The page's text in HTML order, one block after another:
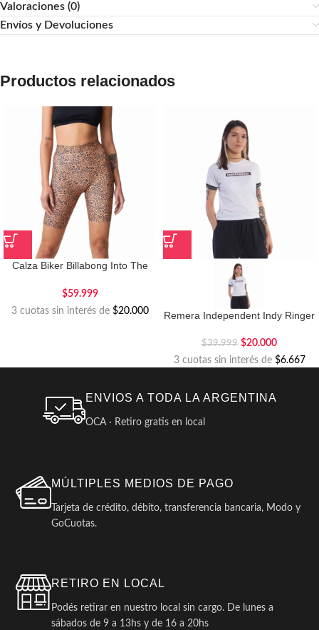
Valoraciones (0)
Envíos y Devoluciones
Productos relacionados
Calza Biker Billabong Into The
$59.999
3 cuotas sin interés de $20.000 Remera Independent Indy Ringer
$39.999 $20.000
3 cuotas sin interés de $6.667
ENVIOS A TODA LA ARGENTINA
OCA · Retiro gratis en local
MÚLTIPLES MEDIOS DE PAGO
Tarjeta de crédito, débito, transferencia bancaria, Modo y
GoCuotas.
RETIRO EN LOCAL
Podés retirar en nuestro local sin cargo. De lunes a
sábados de 9 a 13hs y de 16 a 20hs